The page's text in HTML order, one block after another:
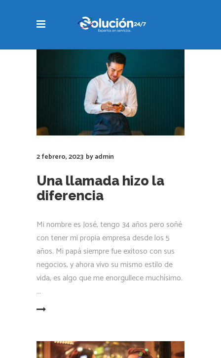
2 febrero, 2023 byadmin
Una llamada hizo la
diferencia
Mi nombre es José, tengo 34 años pero soñé
con tener mi propia empresa desde los 5
años. Mi papá siempre fue exitoso con sus
negocios, y ahora vivo su mismo estilo de
vida, es algo que me enorgullece muchísimo.